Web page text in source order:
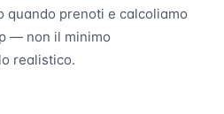
quando prenoti e calcoliamo
— non il minimo
realistico.